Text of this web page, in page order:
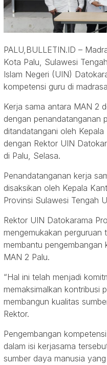
PALU,BULLETIN.ID –
Kota Palu, Sulawesi
Islam Negeri (UIN)
kompetensi guru di
Kerja sama antara MAN 2
dengan penandatanganan
ditandatangani oleh
dengan Rektor UIN
di Palu, Selasa.
Penandatanganan kerja
disaksikan oleh Kepala
Provinsi Sulawesi Tengah
Rektor UIN Datokarama
mengemukakan perguruan
membantu pengembangan
MAN 2 Palu.
“Hal ini telah menjadi
memaksimalkan kontribusi
membangun kualitas
Rektor.
Pengembangan
dalam isi kerjasama
sumber daya manusia